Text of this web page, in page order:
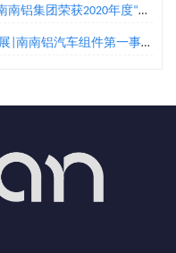
企业百强”、“广西创新能力企业10强”称号两项荣誉
件工程部把手机加二班荣获“广西工人先锋号”殊荣